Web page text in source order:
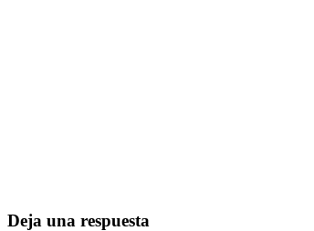
Deja una respuesta